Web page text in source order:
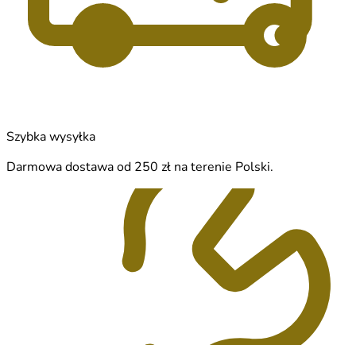
Szybka wysyłka
Darmowa dostawa od 250 zł na terenie Polski.